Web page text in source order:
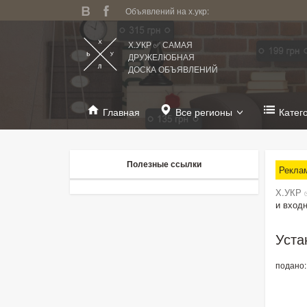
Объявлений на х.укр:
Х.УКР ✅ САМАЯ
ДРУЖЕЛЮБНАЯ
ДОСКА ОБЪЯВЛЕНИЙ
Главная Все регионы
Х.УКР
и
Полезные ссылки